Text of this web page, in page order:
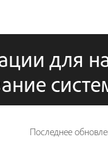
для
Последнее